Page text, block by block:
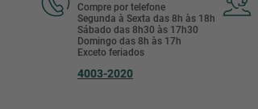
Compre por telefone
Segunda à Sexta das 8h às 18h
Sábado das 8h30 às 17h30
Domingo das 8h às 17h
Exceto feriados
4003-2020